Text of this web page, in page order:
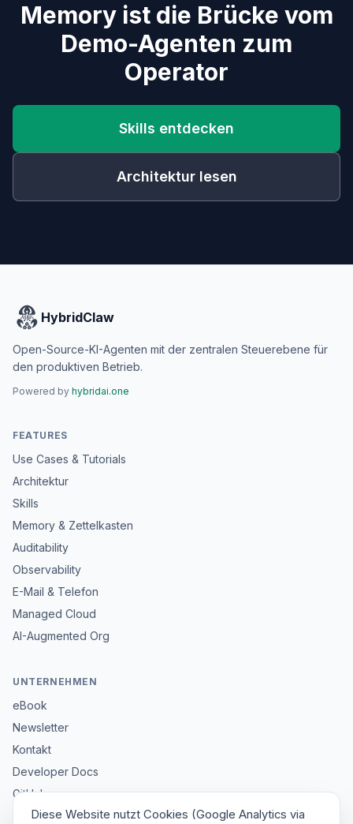
Memory ist die Brücke vom
Demo-Agenten zum
Operator
Skills entdecken
Architektur lesen
HybridClaw
Open-Source-KI-Agenten mit der zentralen Steuerebene für
den produktiven Betrieb.
Powered by hybridai.one
FEATURES
Use Cases & Tutorials
Architektur
Skills
Memory & Zettelkasten
Auditability
Observability
E-Mail & Telefon
Managed Cloud
AI-Augmented Org
UNTERNEHMEN
eBook
Newsletter
Kontakt
Developer Docs
GitHub
Impressum
Diese Website nutzt Cookies (Google Analytics via